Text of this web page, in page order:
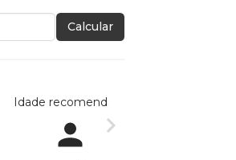
Calcular
Idade recomendada